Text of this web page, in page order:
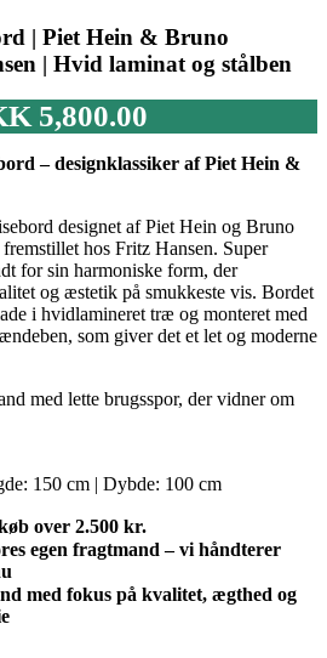
| Piet Hein & Bruno
| Hvid laminat og stålben
5,800.00
– designklassiker af Piet Hein &
designet af Piet Hein og Bruno
hos Fritz Hansen. Super
for sin harmoniske form, der
og æstetik på smukkeste vis. Bordet
i hvidlamineret træ og monteret med
som giver det et let og moderne
med lette brugsspor, der vidner om
150 cm | Dybde: 100 cm
over 2.500 kr.
egen fragtmand – vi håndterer
med fokus på kvalitet, ægthed og